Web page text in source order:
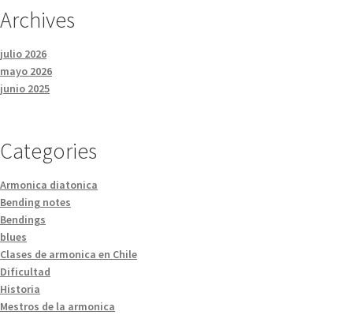
Archives
julio 2026
mayo 2026
junio 2025
Categories
Armonica diatonica
Bending notes
Bendings
blues
Clases de armonica en Chile
Dificultad
Historia
Mestros de la armonica